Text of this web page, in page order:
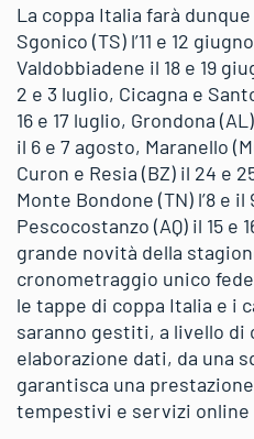
La coppa Italia farà
Sgonico (TS) l’11 e 12
Valdobbiadene il 18 e 19
2 e 3 luglio, Cicagna e
16 e 17 luglio, Grondona
il 6 e 7 agosto, Maranello
Curon e Resia (BZ) il 24 e
Monte Bondone (TN) l’8 e
Pescocostanzo (AQ) il 15 e
grande novità della
cronometraggio unico
le tappe di coppa Italia e i
saranno gestiti, a livello di
elaborazione dati, da una
garantisca una
tempestivi e servizi